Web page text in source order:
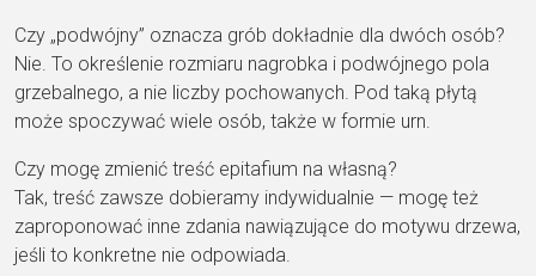
Czy „podwójny” oznacza grób dokładnie dla dwóch osób?
Nie. To określenie rozmiaru nagrobka i podwójnego pola
grzebalnego, a nie liczby pochowanych. Pod taką płytą
może spoczywać wiele osób, także w formie urn.
Czy mogę zmienić treść epitafium na własną?
Tak, treść zawsze dobieramy indywidualnie — mogę też
zaproponować inne zdania nawiązujące do motywu drzewa,
jeśli to konkretne nie odpowiada.